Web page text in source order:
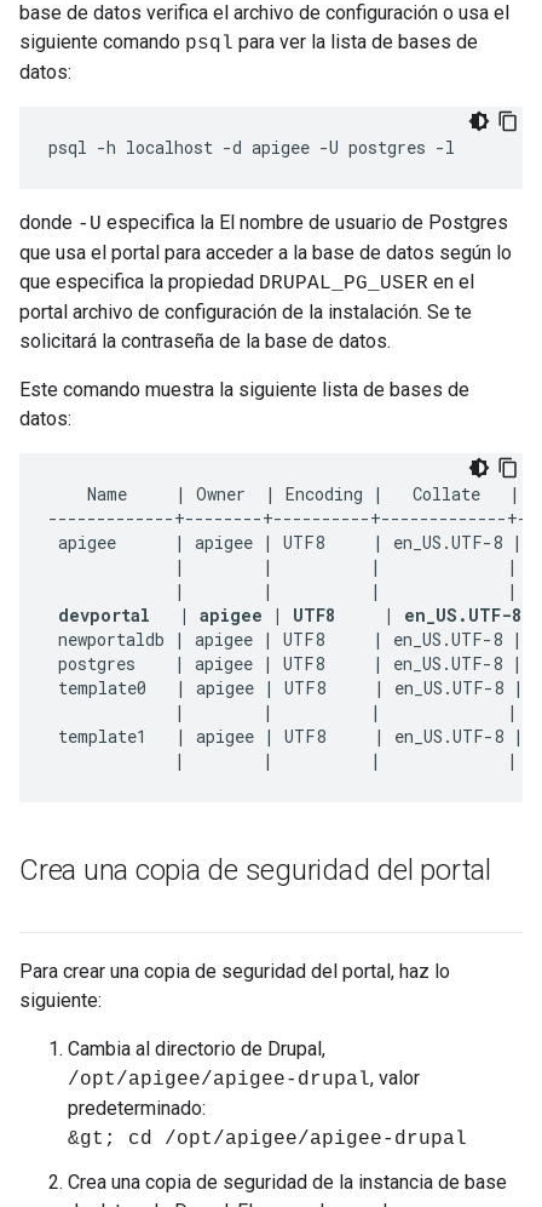
base de datos verifica el archivo de configuración o usa el
siguiente comando psql para ver la lista de bases de
datos:
psql -h localhost -d apigee -U postgres -l
donde -U especifica la El nombre de usuario de Postgres
que usa el portal para acceder a la base de datos según lo
que especifica la propiedad DRUPAL_PG_USER en el
portal archivo de configuración de la instalación. Se te
solicitará la contraseña de la base de datos.
Este comando muestra la siguiente lista de bases de
datos:
Name     | Owner  | Encoding |   Collate   |
-------------+--------+----------+-------------
apigee      | apigee | UTF8     | en_US.UTF-8 |
|
|          |             |
|
|          |             |
devportal   | apigee | UTF8     | en_US.UTF-8
newportaldb | apigee | UTF8     | en_US.UTF-8 |
postgres    | apigee | UTF8     | en_US.UTF-8 |
template0   | apigee | UTF8     | en_US.UTF-8 |
|
|          |             |
template1   | apigee | UTF8     | en_US.UTF-8 |
|
|          |             |
Crea una copia de seguridad del portal
Para crear una copia de seguridad del portal, haz lo
siguiente:
Cambia al directorio de Drupal,
/opt/apigee/apigee-drupal, valor
predeterminado:
&gt; cd /opt/apigee/apigee-drupal
Crea una copia de seguridad de la instancia de base